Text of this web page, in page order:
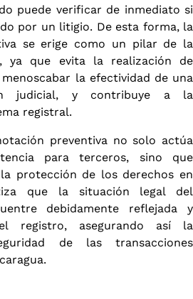
puede verificar de inmediato si
por un litigio. De esta forma, la
se erige como un pilar de la
ya que evita la realización de
la efectividad de una
judicial, y contribuye a la
registral.
preventiva no solo actúa
para terceros, sino que
protección de los derechos en
que la situación legal del
debidamente reflejada y
registro, asegurando así la
de las transacciones